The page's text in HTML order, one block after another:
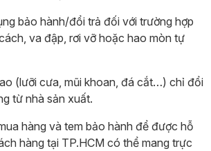
bảo hành/đổi trả đối với trường hợp
va đập, rơi vỡ hoặc hao mòn tự
(lưỡi cưa, mũi khoan, đá cắt…) chỉ đổi
từ nhà sản xuất.
hàng và tem bảo hành để được hỗ
hàng tại TP.HCM có thể mang trực